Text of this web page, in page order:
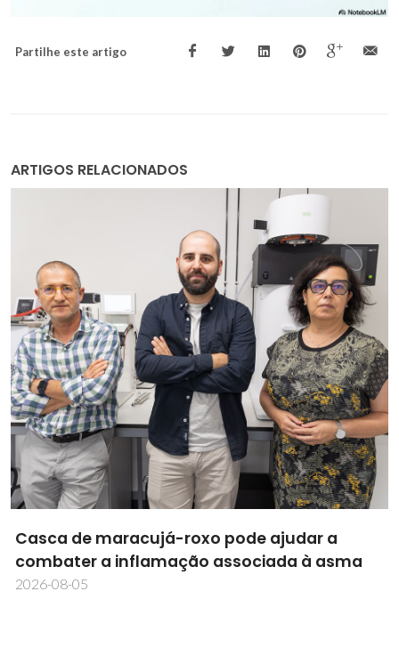
Partilhe este artigo
ARTIGOS RELACIONADOS
Casca de maracujá-roxo pode ajudar a
combater a inflamação associada à asma
2026-08-05